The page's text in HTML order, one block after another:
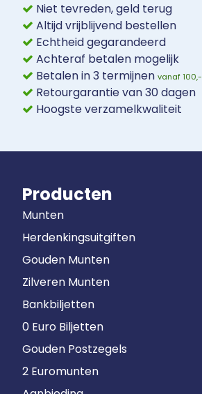
Niet tevreden, geld terug
Altijd vrijblijvend bestellen
Echtheid gegarandeerd
Achteraf betalen mogelijk
Betalen in 3 termijnen vanaf 100,-
Retourgarantie van 30 dagen
Hoogste verzamelkwaliteit
Producten
Munten
Herdenkingsuitgiften
Gouden Munten
Zilveren Munten
Bankbiljetten
0 Euro Biljetten
Gouden Postzegels
2 Euromunten